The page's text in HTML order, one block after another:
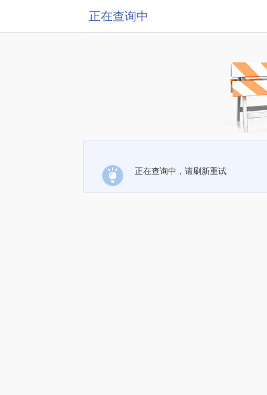
正在查询中
正在查询中，请刷新重试